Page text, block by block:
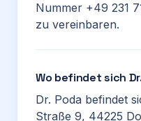
Nummer +49 231
zu vereinbaren.
Wo befindet sich
Dr. Poda befindet
Straße 9, 44225